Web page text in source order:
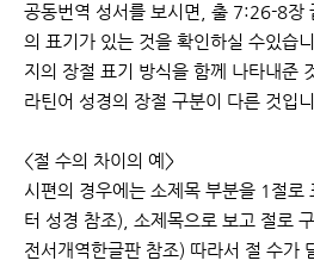
공동번역 성서를 보시면, 출 7:26-8장
의 표기가 있는 것을 확인하실 수있습
지의 장절 표기 방식을 함께 나타내준
라틴어 성경의 장절 구분이 다른 것입
<절 수의 차이의 예>
시편의 경우에는 소제목 부분을 1절로
터 성경 참조), 소제목으로 보고 절로
전서개역한글판 참조) 따라서 절 수가